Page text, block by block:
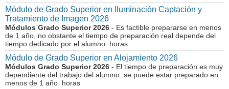
Módulo de Grado Superior en Iluminación Captación y
Tratamiento de Imagen 2026
Módulos Grado Superior 2026 - Es factible prepararse en menos
de 1 año, no obstante el tiempo de preparación real depende del
tiempo dedicado por el alumno horas
Módulo de Grado Superior en Alojamiento 2026
Módulos Grado Superior 2026 - El tiempo de preparación es muy
dependiente del trabajo del alumno: se puede estar preparado en
menos de 1 año horas